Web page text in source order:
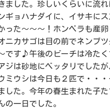
ました。珍しいくらいに流
ギョハナダイに、イサキに
った～～～！ホンベラも産
ニカサゴは目の前でネンブ
です♪午後のビーチは冷た
ジは砂地にベッタリでした
ミウシは今日も２匹で・・
した。今年の春生まれた子
の一日でした。